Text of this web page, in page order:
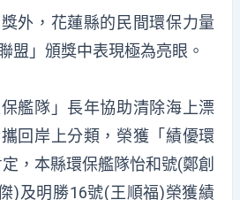
外，花蓮縣的民間環保力量
盟」頒獎中表現極為亮眼。
艦隊」長年協助清除海上漂
回岸上分類，榮獲「績優環
，本縣環保艦隊怡和號(鄭創
)及明勝16號(王順福)榮獲績